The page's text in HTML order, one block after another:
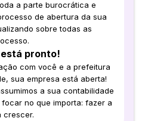
a parte burocrática e
de abertura da sua
sobre todas as
está pronto!
com você e a prefeitura
sua empresa está aberta!
a sua contabilidade
no que importa: fazer a
crescer.